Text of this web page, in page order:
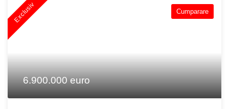
Exclusiv Cumparare
6.900.000 euro